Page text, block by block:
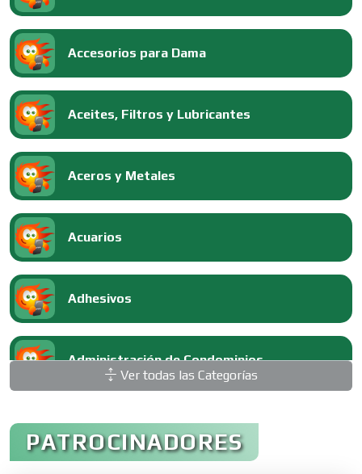
Accesorios para Dama
Aceites, Filtros y Lubricantes
Aceros y Metales
Acuarios
Adhesivos
Administración de Condominios
Administración de Empresas
Ver todas las Categorías
PATROCINADORES